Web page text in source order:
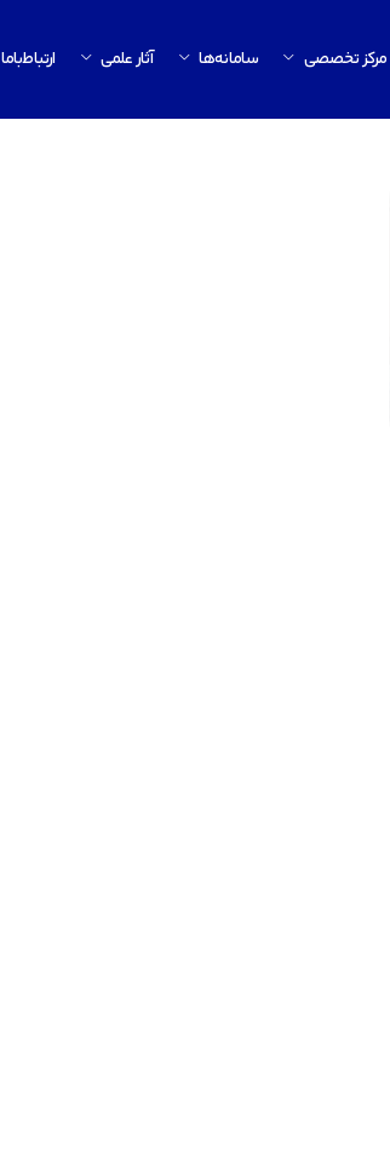
مرکز تخصصی سامانه‌ها آثار علمی ارتباط‌باما